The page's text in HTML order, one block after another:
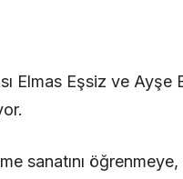
Elmas Eşsiz ve
sanatını